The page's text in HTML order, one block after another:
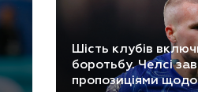
Шість клубів
боротьбу. Челсі
пропозиціями